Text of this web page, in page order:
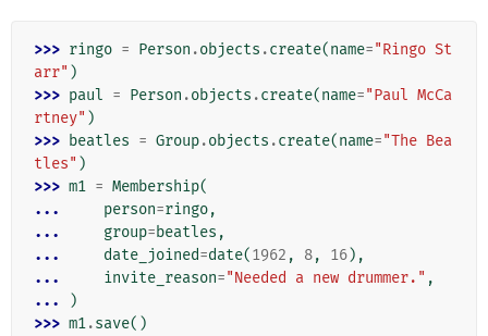
>>> ringo = Person .objects .create(name="Ringo St
arr" )
>>> paul = Person .objects .create(name="Paul McCa
rtney" )
>>> beatles = Group.objects .create(name="The Bea
tles" )
>>> m1 = Membership(
...
person=ringo,
...
group=beatles ,
...
date_joined=date(1962 , 8, 16),
...
invite_reason="Needed a new drummer." ,
...
)
>>> m1.save()